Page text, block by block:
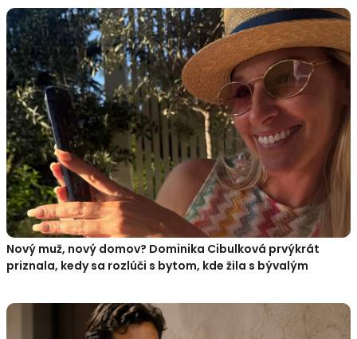
Nový muž, nový domov? Dominika Cibulková prvýkrát
priznala, kedy sa rozlúči s bytom, kde žila s bývalým